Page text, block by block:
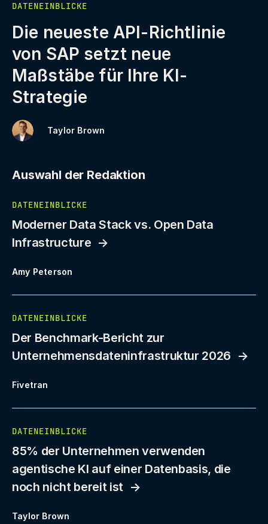
DATENEINBLICKE
Die neueste API-Richtlinie
von SAP setzt neue
Maßstäbe für Ihre KI-
Strategie
Taylor Brown
Auswahl der Redaktion
DATENEINBLICKE
Moderner Data Stack vs. Open Data
Infrastructure
Amy Peterson
DATENEINBLICKE
Der Benchmark-Bericht zur
Unternehmensdateninfrastruktur 2026
Fivetran
DATENEINBLICKE
85% der Unternehmen verwenden
agentische KI auf einer Datenbasis, die
noch nicht bereit ist
Taylor Brown